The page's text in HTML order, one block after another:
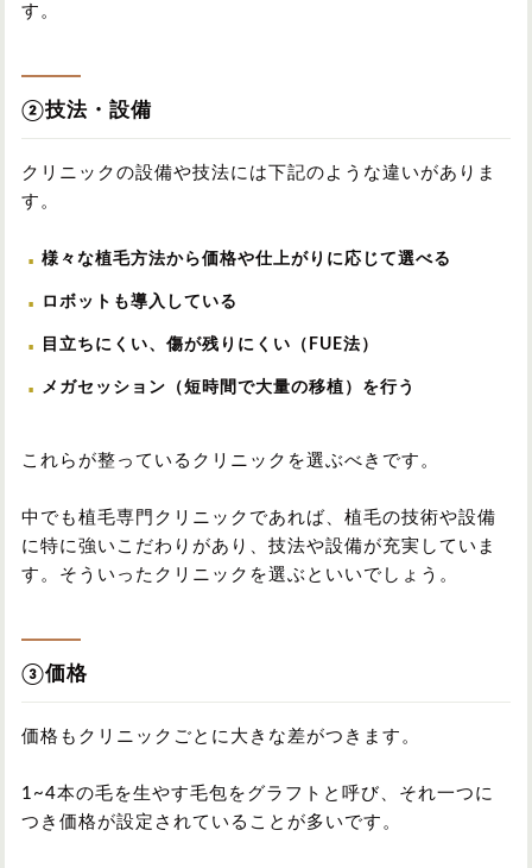
す。
②技法・設備
クリニックの設備や技法には下記のような違いがありま
す。
様々な植毛方法から価格や仕上がりに応じて選べる
ロボットも導入している
目立ちにくい、傷が残りにくい（FUE法）
メガセッション（短時間で大量の移植）を行う
これらが整っているクリニックを選ぶべきです。
中でも植毛専門クリニックであれば、植毛の技術や設備
に特に強いこだわりがあり、技法や設備が充実していま
す。そういったクリニックを選ぶといいでしょう。
③価格
価格もクリニックごとに大きな差がつきます。
1~4本の毛を生やす毛包をグラフトと呼び、それ一つに
つき価格が設定されていることが多いです。